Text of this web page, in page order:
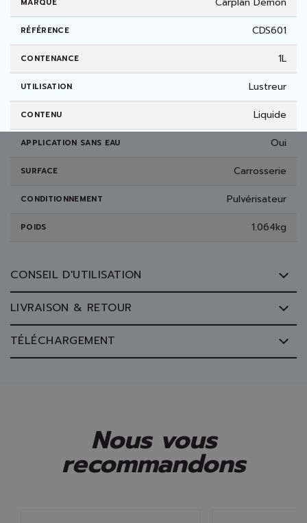
MARQUE
RÉFÉRENCE CDS601
CONTENANCE 1L
UTILISATION Lustreur
CONTENU Liquide
APPLICATION SANS EAU Oui
SURFACE Carrosserie
CONDITIONNEMENT Pulvérisateur
POIDS 1.064kg
CONSEIL D'UTILISATION
LIVRAISON & RETOUR
TÉLÉCHARGEMENT
Nous vous
recommandons